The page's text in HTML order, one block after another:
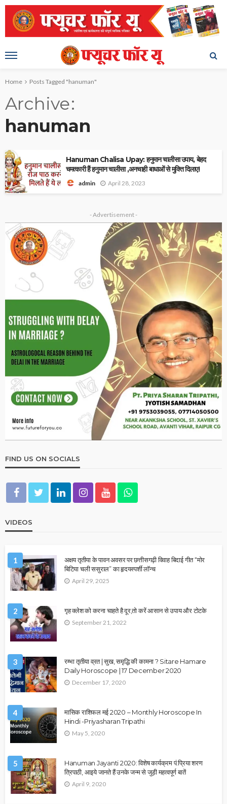
Home Posts Tagged "hanuman"
Archive
hanuman
Hanuman Chalisa Upay: हनुमान चालीसा उपाय, बेहद
चमत्कारी हैं हनुमान चालीसा ,अनचाही बाधाओं से मुक्ति दिलाए!
admin April 28, 2023
- Advertisement -
FIND US ON SOCIALS
VIDEOS
1
अक्षय तृतीया के पावन अवसर पर छत्तीसगढ़ी विवाह बिदाई गीत “मोर
बिटिया चली ससुराल” का हृदयस्पर्शी लॉन्च
April 29, 2025
2 गृह क्लेश को करना चाहते है दूर,तो करें आसान से उपाय और टोटके
September 21, 2022
3
रम्भा तृतीया व्रत | सुख, समृद्धि की कामना ? Sitare Hamare
Daily Horoscope | 17 December 2020
December 17, 2020
4
मासिक राशिफल मई 2020 – Monthly Horoscope In
Hindi -Priyasharan Tripathi
May 5, 2020
5
Hanuman Jayanti 2020: विशेष कार्यक्रम पं.प्रिया शरण
त्रिपाठी, आइये जानते हैं उनके जन्म से जुड़ी महत्वपूर्ण बातें
April 9, 2020